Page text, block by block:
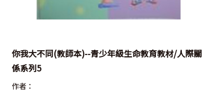
你我大不同(教師本)--青少年級生命教育教材/人際關
係系列5
作者：